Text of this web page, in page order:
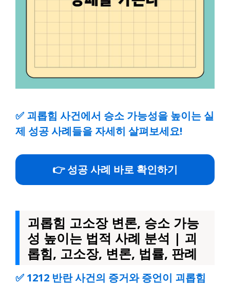
✅ 괴롭힘 사건에서 승소 가능성을 높이는 실
제 성공 사례들을 자세히 살펴보세요!
👉 성공 사례 바로 확인하기
괴롭힘 고소장 변론, 승소 가능
성 높이는 법적 사례 분석 | 괴
롭힘, 고소장, 변론, 법률, 판례
✅ 1212 반란 사건의 증거와 증언이 괴롭힘